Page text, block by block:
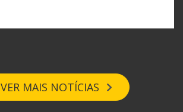
VER MAIS NOTÍCIAS